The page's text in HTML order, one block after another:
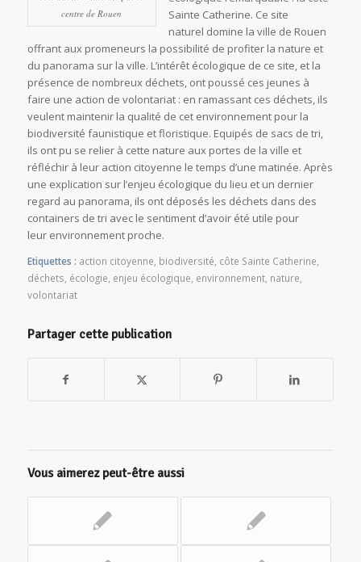
centre de Rouen
Sainte­ Catherine. Ce site
naturel domine la ville de Rouen
offrant aux promeneurs la possibilité de profiter la nature et
du panorama sur la ville. L’intérêt écologique de ce site, et la
présence de nombreux déchets, ont poussé ces jeunes à
faire une action de volontariat : en ramassant ces déchets, ils
veulent maintenir la qualité de cet environnement pour la
biodiversité faunistique et floristique. Equipés de sacs de tri,
ils ont pu se relier à cette nature aux portes de la ville et
réfléchir à leur action citoyenne le temps d’une matinée. Après
une explication sur l’enjeu écologique du lieu et un dernier
regard au panorama, ils ont déposés les déchets dans des
containers de tri avec le sentiment d’avoir été utile pour
leur environnement proche.
Etiquettes : action citoyenne biodiversité côte Sainte Catherine
déchets écologie enjeu écologique environnement, nature
volontariat
Partager cette publication
Vous aimerez peut-être aussi